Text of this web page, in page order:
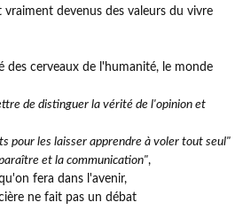
devenus des valeurs du vivre
des cerveaux de l'humanité, le monde
de distinguer la vérité de l'opinion et
pour les laisser apprendre à voler tout seul"
et la communication",
fera dans l'avenir,
ne fait pas un débat